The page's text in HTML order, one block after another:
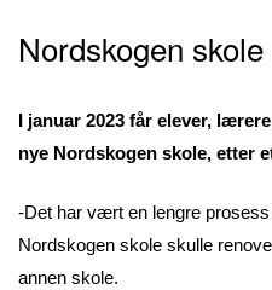
Nordskogen skole
I januar 2023 får elever,
nye Nordskogen skole, etter
-Det har vært en lengre
Nordskogen skole skulle
annen skole.